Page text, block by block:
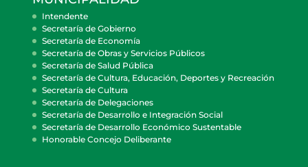
Intendente
Secretaría de Gobierno
Secretaría de Economía
Secretaría de Obras y Servicios Públicos
Secretaría de Salud Pública
Secretaría de Cultura, Educación, Deportes y Recreación
Secretaría de Cultura
Secretaría de Delegaciones
Secretaría de Desarrollo e Integración Social
Secretaría de Desarrollo Económico Sustentable
Honorable Concejo Deliberante